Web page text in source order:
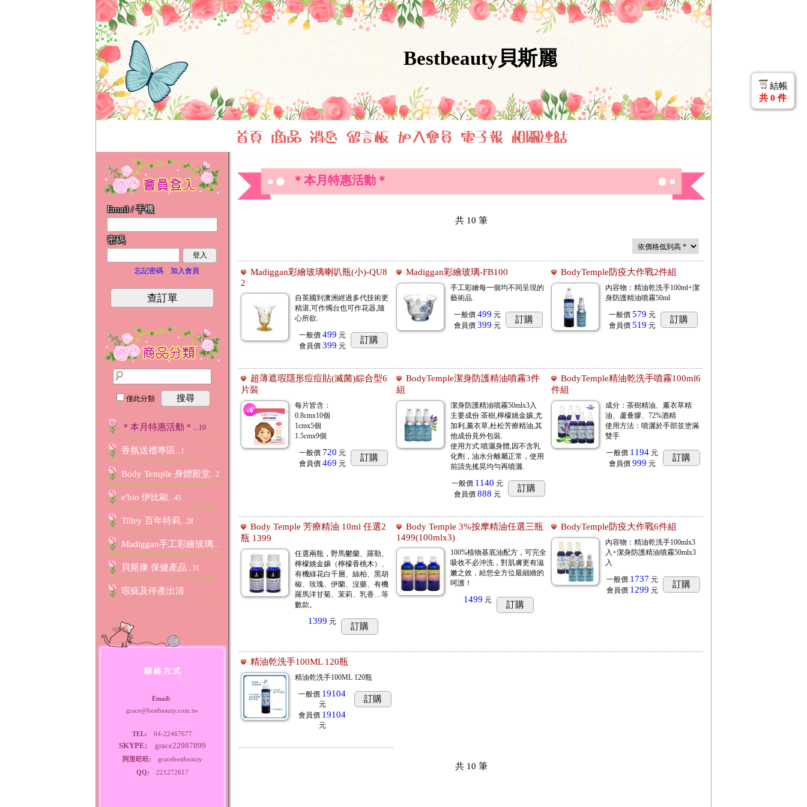
結帳
共 0 件
Bestbeauty貝斯麗
Email / 手機
密碼
登入
忘記密碼
加入會員
查訂單
僅此分類 搜尋
＊本月特惠活動＊ ...10
香氛送禮專區 ...1
Body Temple 身體殿堂...245
e'bio 伊比歐...45
Tilley 百年特莉...28
Madiggan手工彩繪玻璃...51
貝斯康 保健產品...31
瑕疵及停產出清
聯 絡 方 式
Email:
grace@bestbeauty.com.tw
TEL: 04-22467677
SKYPE: grace22987899
阿里旺旺: gracebestbeauty
QQ: 221272617
＊本月特惠活動＊
共10 筆
Madiggan彩繪玻璃喇叭瓶(小)-QU8
2
自英國到澳洲經過多代技術更
精湛,可作燭台也可作花器,隨
心所欲.
一般價 499 元
會員價 399 元
訂購
Madiggan彩繪玻璃-FB100
手工彩繪每一個均不同呈現的
藝術品.
一般價 499 元
會員價 399 元
訂購
BodyTemple防疫大作戰2件組
內容物：精油乾洗手100ml+潔
身防護精油噴霧50ml
一般價 579 元
會員價 519 元
訂購
超薄遮瑕隱形痘痘貼(滅菌)綜合型6
片裝
每片皆含：
0.8cmx10個
1cmx5個
1.5cmx9個
一般價 720 元
會員價 469 元
訂購
BodyTemple潔身防護精油噴霧3件
組
潔身防護精油噴霧50mlx3入
主要成份:茶樹,檸檬姚金孃,尤
加利,薰衣草,杜松芳療精油,其
他成份見外包裝.
使用方式:噴灑身體,因不含乳
化劑，油水分離屬正常，使用
前請先搖晃均勻再噴灑.
一般價 1140 元
會員價 888 元
訂購
BodyTemple精油乾洗手噴霧100ml6
件組
成分：茶樹精油、薰衣草精
油、蘆薈膠、72%酒精
使用方法：噴灑於手部並塗滿
雙手
一般價 1194 元
會員價 999 元
訂購
Body Temple 芳療精油 10ml 任選2
瓶 1399
任選兩瓶，野馬鬱蘭、羅勒、
檸檬姚金孃（檸檬香桃木）、
有機綠花白千層、絲柏、黑胡
椒、玫瑰、伊蘭、沒藥、有機
羅馬洋甘菊、茉莉、乳香…等
數款。
1399 元 訂購
Body Temple 3%按摩精油任選三瓶
1499(100mlx3)
100%植物基底油配方，可完全
吸收不必沖洗，對肌膚更有滋
嫩之效，給您全方位最細緻的
呵護！
1499 元 訂購
BodyTemple防疫大作戰6件組
內容物：精油乾洗手100mlx3
入+潔身防護精油噴霧50mlx3
入
一般價 1737 元
會員價 1299 元
訂購
精油乾洗手100ML 120瓶
精油乾洗手100ML 120瓶
一般價 19104
元
會員價 19104
元
訂購
共10 筆